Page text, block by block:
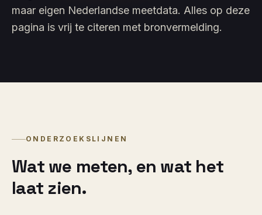
maar eigen Nederlandse meetdata. Alles op deze
pagina is vrij te citeren met bronvermelding.
ONDERZOEKSLIJNEN
Wat we meten, en wat het
laat zien.